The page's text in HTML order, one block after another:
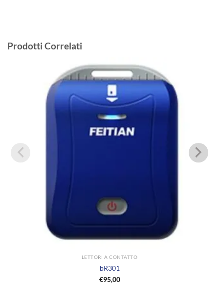
Prodotti Correlati
LETTORI A CONTATTO
bR301
€95,00